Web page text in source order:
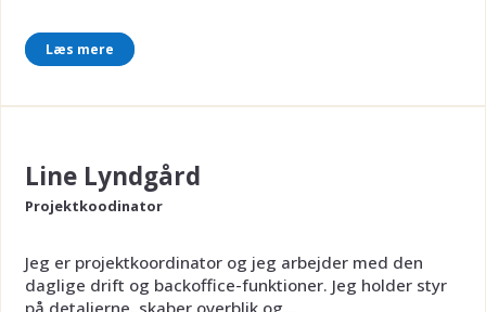
Læs mere
Line Lyndgård
Projektkoodinator
Jeg er projektkoordinator og jeg arbejder med den
daglige drift og backoffice-funktioner. Jeg holder styr
på detaljerne, skaber overblik og...